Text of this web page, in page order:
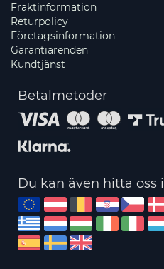
Fraktinformation
Returpolicy
Företagsinformation
Garantiärenden
Kundtjänst
Betalmetoder
Du kan även hitta oss i